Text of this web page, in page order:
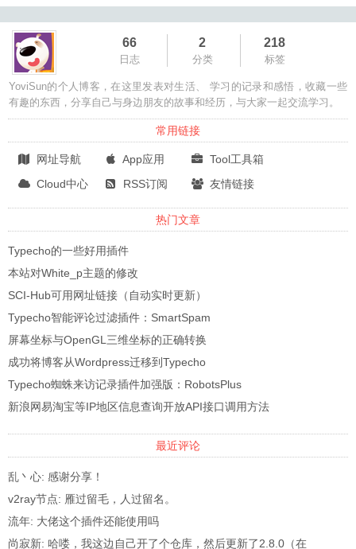
66
日志
2
分类
218
标签
YoviSun的个人博客，在这里发表对生活、 学习的记录和感悟，收藏一些
有趣的东西，分享自己与身边朋友的故事和经历，与大家一起交流学习。
常用链接
网址导航 App应用
Tool工具箱
Cloud中心
RSS订阅 友情链接
热门文章
Typecho的一些好用插件
本站对White_p主题的修改
SCI-Hub可用网址链接（自动实时更新）
Typecho智能评论过滤插件：SmartSpam
屏幕坐标与OpenGL三维坐标的正确转换
成功将博客从Wordpress迁移到Typecho
Typecho蜘蛛来访记录插件加强版：RobotsPlus
新浪网易淘宝等IP地区信息查询开放API接口调用方法
最近评论
乱丶心: 感谢分享！
v2ray节点: 雁过留毛，人过留名。
流年: 大佬这个插件还能使用吗
尚寂新: 哈喽，我这边自己开了个仓库，然后更新了2.8.0（在